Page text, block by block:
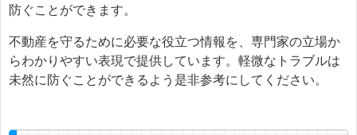
防ぐことができます。
不動産を守るために必要な役立つ情報を、専門家の立場か
らわかりやすい表現で提供しています。軽微なトラブルは
未然に防ぐことができるよう是非参考にしてください。